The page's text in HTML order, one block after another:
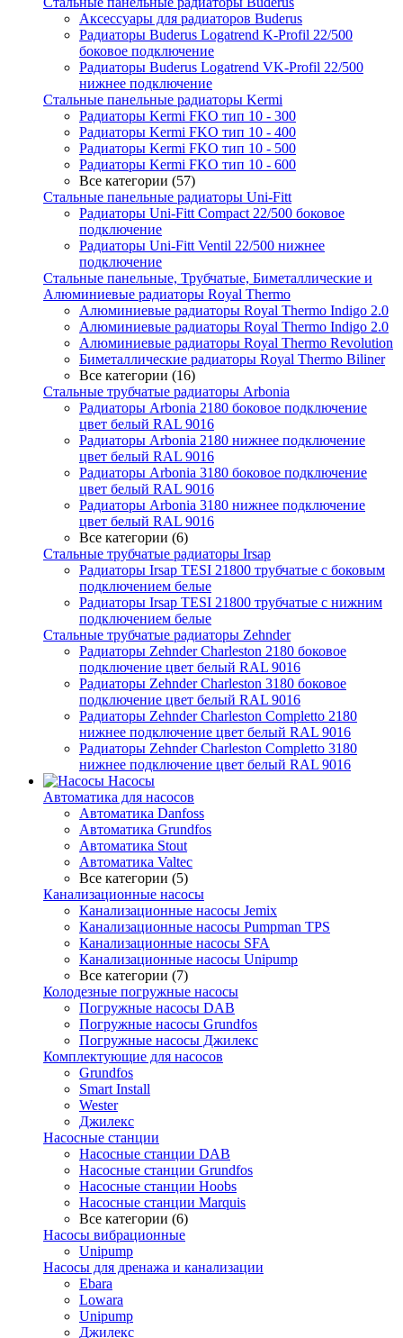
Аксессуары для радиаторов Buderus
Радиаторы Buderus Logatrend K-Profil 22/500
боковое подключение
Радиаторы Buderus Logatrend VK-Profil 22/500
нижнее подключение
Стальные панельные радиаторы Kermi
Радиаторы Kermi FKO тип 10 - 300
Радиаторы Kermi FKO тип 10 - 400
Радиаторы Kermi FKO тип 10 - 500
Радиаторы Kermi FKO тип 10 - 600
Все категории (57)
Стальные панельные радиаторы Uni-Fitt
Радиаторы Uni-Fitt Compact 22/500 боковое
подключение
Радиаторы Uni-Fitt Ventil 22/500 нижнее
подключение
Стальные панельные, Трубчатые, Биметаллические и
Алюминиевые радиаторы Royal Thermo
Алюминиевые радиаторы Royal Thermo Indigo 2.0
Алюминиевые радиаторы Royal Thermo Indigo 2.0
Алюминиевые радиаторы Royal Thermo Revolution
Биметаллические радиаторы Royal Thermo Biliner
Все категории (16)
Стальные трубчатые радиаторы Arbonia
Радиаторы Arbonia 2180 боковое подключение
цвет белый RAL 9016
Радиаторы Arbonia 2180 нижнее подключение
цвет белый RAL 9016
Радиаторы Arbonia 3180 боковое подключение
цвет белый RAL 9016
Радиаторы Arbonia 3180 нижнее подключение
цвет белый RAL 9016
Все категории (6)
Стальные трубчатые радиаторы Irsap
Радиаторы Irsap TESI 21800 трубчатые с боковым
подключением белые
Радиаторы Irsap TESI 21800 трубчатые с нижним
подключением белые
Стальные трубчатые радиаторы Zehnder
Радиаторы Zehnder Charleston 2180 боковое
подключение цвет белый RAL 9016
Радиаторы Zehnder Charleston 3180 боковое
подключение цвет белый RAL 9016
Радиаторы Zehnder Charleston Completto 2180
нижнее подключение цвет белый RAL 9016
Радиаторы Zehnder Charleston Completto 3180
нижнее подключение цвет белый RAL 9016
Насосы
Автоматика для насосов
Автоматика Danfoss
Автоматика Grundfos
Автоматика Stout
Автоматика Valtec
Все категории (5)
Канализационные насосы
Канализационные насосы Jemix
Канализационные насосы Pumpman TPS
Канализационные насосы SFA
Канализационные насосы Unipump
Все категории (7)
Колодезные погружные насосы
Погружные насосы DAB
Погружные насосы Grundfos
Погружные насосы Джилекс
Комплектующие для насосов
Grundfos
Smart Install
Wester
Джилекс
Насосные станции
Насосные станции DAB
Насосные станции Grundfos
Насосные станции Hoobs
Насосные станции Marquis
Все категории (6)
Насосы вибрационные
Unipump
Насосы для дренажа и канализации
Ebara
Lowara
Unipump
Джилекс